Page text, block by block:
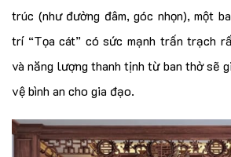
trúc (như đường đâm, góc nhọn), một
trí “Tọa cát” có sức mạnh trấn trạch
và năng lượng thanh tịnh từ ban thờ sẽ
vệ bình an cho gia đạo.